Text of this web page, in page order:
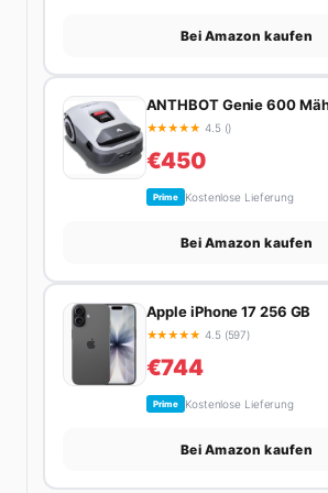
Bei Amazon kaufen
ANTHBOT Genie 600
★★★★★ 4.5 ()
€450
Prime Kostenlose Lieferung
Bei Amazon kaufen
Apple iPhone 17 256 GB
★★★★★ 4.5 (597)
€744
Prime Kostenlose Lieferung
Bei Amazon kaufen